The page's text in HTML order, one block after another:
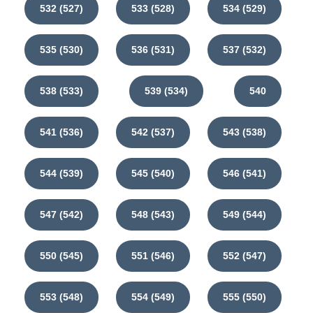
532 (527) 533 (528) 534 (529)
535 (530) 536 (531) 537 (532)
538 (533) 539 (534) 540
541 (536) 542 (537) 543 (538)
544 (539) 545 (540) 546 (541)
547 (542) 548 (543) 549 (544)
550 (545) 551 (546) 552 (547)
553 (548) 554 (549) 555 (550)